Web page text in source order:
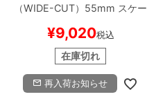
（WIDE-CUT） 55mm スケー
¥9,020税込
在庫切れ
再入荷お知らせ